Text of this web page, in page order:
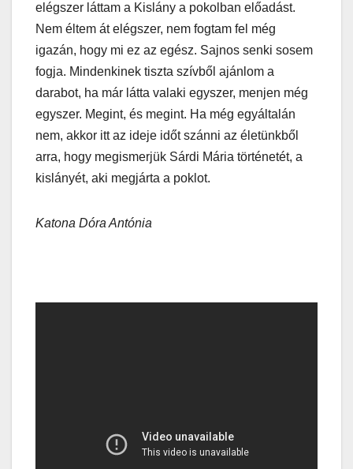
elégszer láttam a Kislány a pokolban előadást.
Nem éltem át elégszer, nem fogtam fel még
igazán, hogy mi ez az egész. Sajnos senki sosem
fogja. Mindenkinek tiszta szívből ajánlom a
darabot, ha már látta valaki egyszer, menjen még
egyszer. Megint, és megint. Ha még egyáltalán
nem, akkor itt az ideje időt szánni az életünkből
arra, hogy megismerjük Sárdi Mária történetét, a
kislányét, aki megjárta a poklot.
Katona Dóra Antónia